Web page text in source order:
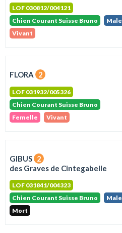
LOF 030812/004121
Chien Courant Suisse Bruno
Male
Vivant
FLORA 2
LOF 031932/005326
Chien Courant Suisse Bruno
Femelle
Vivant
GIBUS 2
des Graves de Cintegabelle
LOF 031841/004323
Chien Courant Suisse Bruno
Male
Mort